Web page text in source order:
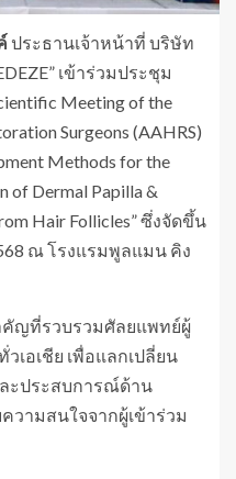
ประธานเจ้าหน้าที่ บริษัท
เข้าร่วมประชุม
Meeting of the
Surgeons (AAHRS)
Methods for the
of Dermal Papilla &
Hair Follicles” ซึ่งจัดขึ้น
ณ โรงแรมพูลแมน คิง
คัญที่รวบรวมศัลยแพทย์ผู้
เอเชีย เพื่อแลกเปลี่ยน
ะประสบการณ์ด้าน
วามสนใจจากผู้เข้าร่วม